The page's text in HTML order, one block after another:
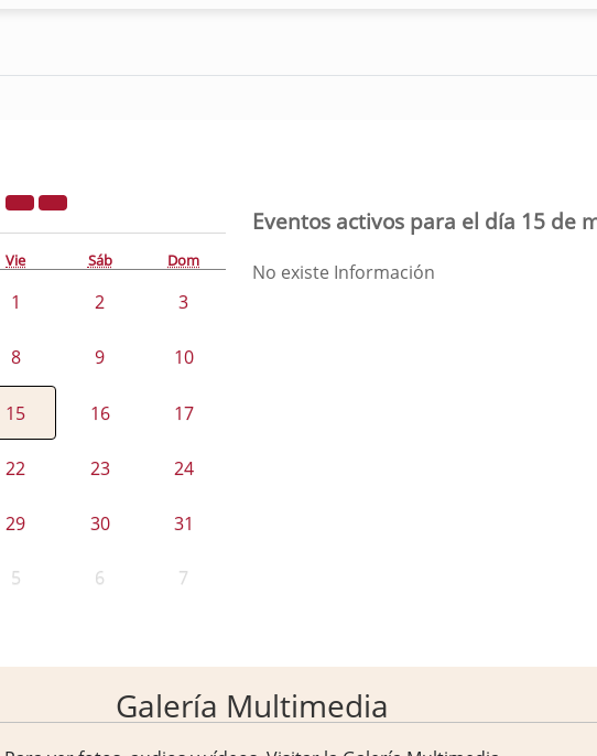
Vie Sáb Dom
1 2 3
8 9 10
15 16 17
22 23 24
29 30 31
5 6 7
Eventos activos para el día 15 de
No existe Información
Galería Multimedia